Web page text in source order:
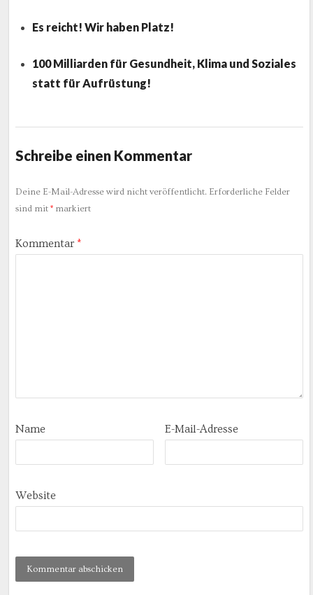
Es reicht! Wir haben Platz!
100 Milliarden für Gesundheit, Klima und Soziales
statt für Aufrüstung!
Schreibe einen Kommentar
Deine E-Mail-Adresse wird nicht veröffentlicht. Erforderliche Felder
sind mit *markiert
Kommentar *
Name E-Mail-Adresse
Website